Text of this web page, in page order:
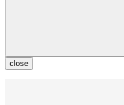
close